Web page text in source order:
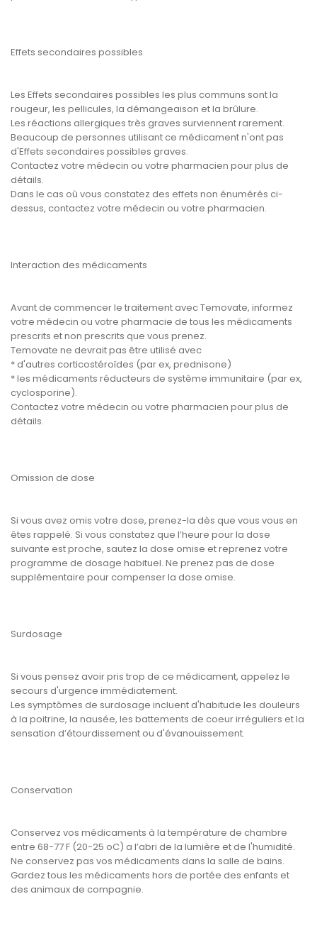
Effets secondaires possibles
Les Effets secondaires possibles les plus communs sont la
rougeur, les pellicules, la démangeaison et la brûlure.
Les réactions allergiques très graves surviennent rarement.
Beaucoup de personnes utilisant ce médicament n'ont pas
d'Effets secondaires possibles graves.
Contactez votre médecin ou votre pharmacien pour plus de
détails.
Dans le cas où vous constatez des effets non énumérés ci-
dessus, contactez votre médecin ou votre pharmacien.
Interaction des médicaments
Avant de commencer le traitement avec Temovate, informez
votre médecin ou votre pharmacie de tous les médicaments
prescrits et non prescrits que vous prenez.
Temovate ne devrait pas être utilisé avec
* d'autres corticostéroïdes (par ex, prednisone)
* les médicaments réducteurs de système immunitaire (par ex,
cyclosporine).
Contactez votre médecin ou votre pharmacien pour plus de
détails.
Omission de dose
Si vous avez omis votre dose, prenez-la dès que vous vous en
êtes rappelé. Si vous constatez que l’heure pour la dose
suivante est proche, sautez la dose omise et reprenez votre
programme de dosage habituel. Ne prenez pas de dose
supplémentaire pour compenser la dose omise.
Surdosage
Si vous pensez avoir pris trop de ce médicament, appelez le
secours d'urgence immédiatement.
Les symptômes de surdosage incluent d'habitude les douleurs
à la poitrine, la nausée, les battements de coeur irréguliers et la
sensation d’étourdissement ou d'évanouissement.
Conservation
Conservez vos médicaments à la température de chambre
entre 68-77 F (20-25 oC) a l’abri de la lumière et de l'humidité.
Ne conservez pas vos médicaments dans la salle de bains.
Gardez tous les médicaments hors de portée des enfants et
des animaux de compagnie.